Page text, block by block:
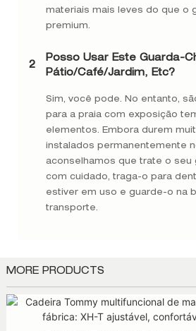
materiais mais leves do que o
premium.
2
Posso Usar Este Guarda-
Pátio/café/jardim, Etc?
Sim, você pode. No entanto,
para a praia com exposição
elementos. Embora durem
instalados permanentemente
aconselhamos que trate o seu
com cuidado, traga-o para
estiver em uso e guarde-o na
transporte.
MORE PRODUCTS